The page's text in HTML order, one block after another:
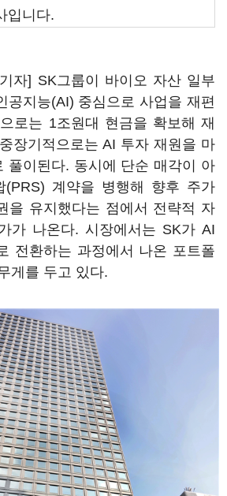
입니다.
자] SK그룹이 바이오 자산 일부
공지능(AI) 중심으로 사업을 재편
로는 1조원대 현금을 확보해 재
장기적으로는 AI 투자 재원을 마
풀이된다. 동시에 단순 매각이 아
(PRS) 계약을 병행해 향후 주가
을 유지했다는 점에서 전략적 자
가 나온다. 시장에서는 SK가 AI
전환하는 과정에서 나온 포트폴
게를 두고 있다.